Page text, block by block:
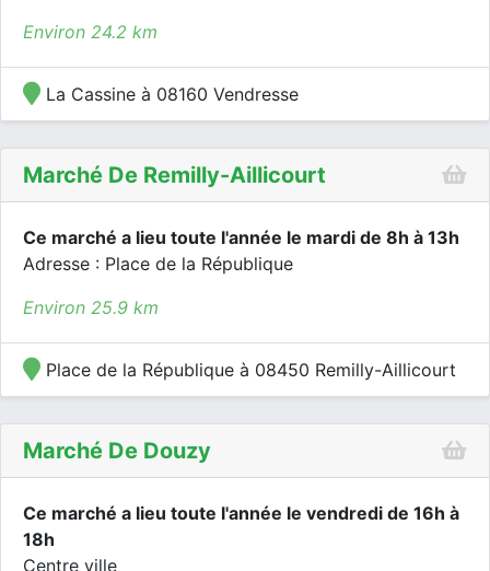
Environ 24.2 km
La Cassine à 08160 Vendresse
Marché De Remilly-Aillicourt
Ce marché a lieu toute l'année le mardi de 8h à 13h
Adresse : Place de la République
Environ 25.9 km
Place de la République à 08450 Remilly-Aillicourt
Marché De Douzy
Ce marché a lieu toute l'année le vendredi de 16h à
18h
Centre ville